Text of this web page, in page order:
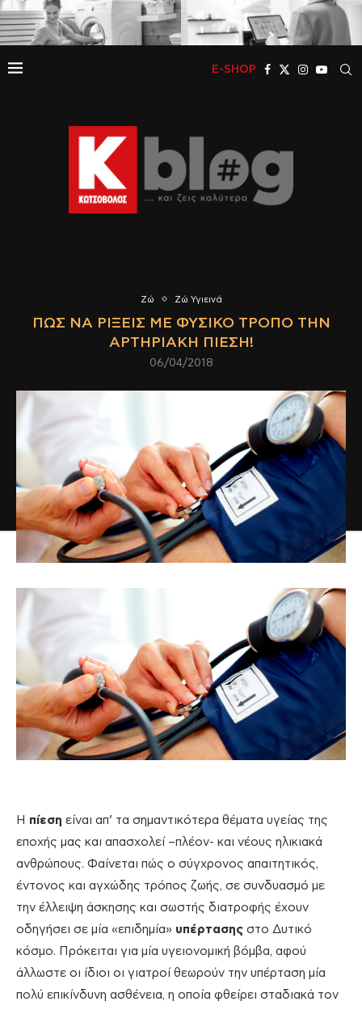
E-SHOP
Ζώ Ζώ Υγιεινά
ΠΏΣ ΝΑ ΡΊΞΕΙΣ ΜΕ ΦΥΣΙΚΌ ΤΡΌΠΟ ΤΗΝ
ΑΡΤΗΡΙΑΚΉ ΠΊΕΣΗ!
06/04/2018
Η πίεση είναι απ’ τα σημαντικότερα θέματα υγείας της
εποχής μας και απασχολεί –πλέον- και νέους ηλικιακά
ανθρώπους. Φαίνεται πώς ο σύγχρονος απαιτητικός,
έντονος και αγχώδης τρόπος ζωής, σε συνδυασμό με
την έλλειψη άσκησης και σωστής διατροφής έχουν
οδηγήσει σε μία «επιδημία» υπέρτασης στο Δυτικό
κόσμο. Πρόκειται για μία υγειονομική βόμβα, αφού
άλλωστε οι ίδιοι οι γιατροί θεωρούν την υπέρταση μία
πολύ επικίνδυνη ασθένεια, η οποία φθείρει σταδιακά τον